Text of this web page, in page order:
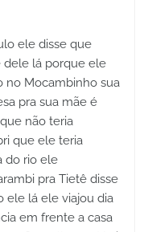
ele disse que
dele lá porque ele
no Mocambinho sua
pra sua mãe é
não teria
que ele teria
do rio ele
pra Tietê disse
ele lá ele viajou dia
em frente a casa